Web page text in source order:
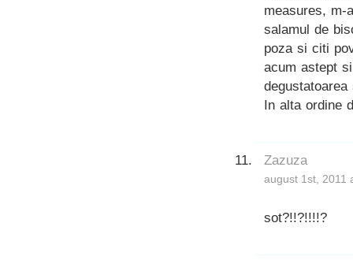
measures, m-
salamul de
poza si citi
acum astept
In alta ordine
Zazuza
august 1st, 2011
sot?!!?!!!!?